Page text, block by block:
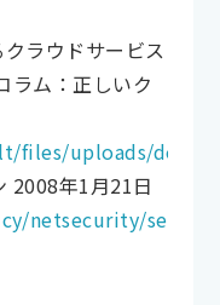
ラウドサービス
ラム：正しいク
files/uploads/
2008年1月21日
netsecurity/